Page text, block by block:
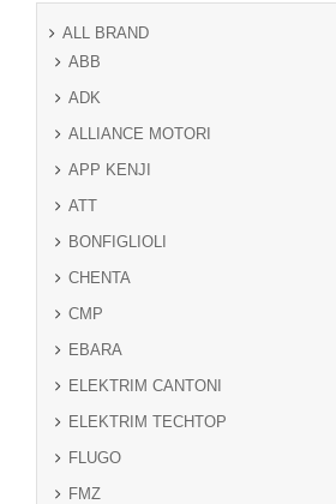
ALL BRAND
ABB
ADK
ALLIANCE MOTORI
APP KENJI
ATT
BONFIGLIOLI
CHENTA
CMP
EBARA
ELEKTRIM CANTONI
ELEKTRIM TECHTOP
FLUGO
FMZ